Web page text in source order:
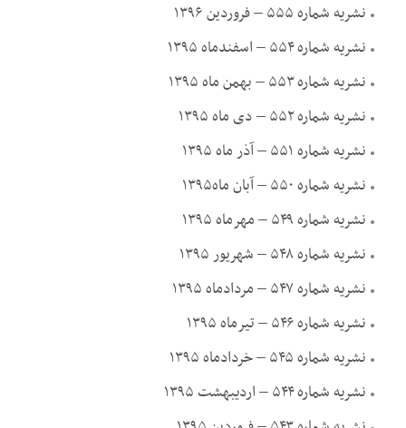
نشریه شماره ۵۵۵ – فروردین ۱۳۹۶
نشریه شماره ۵۵۴ – اسفندماه ۱۳۹۵
نشریه شماره ۵۵۳ – بهمن ماه ۱۳۹۵
نشریه شماره ۵۵۲ – دی ماه ۱۳۹۵
نشریه شماره ۵۵۱ – آذر ماه ۱۳۹۵
نشریه شماره ۵۵۰ – آبان ماه۱۳۹۵
نشریه شماره ۵۴۹ – مهرماه ۱۳۹۵
نشریه شماره ۵۴۸ – شهریور ۱۳۹۵
نشریه شماره ۵۴۷ – مردادماه ۱۳۹۵
نشریه شماره ۵۴۶ – تیرماه ۱۳۹۵
نشریه شماره ۵۴۵ – خردادماه ۱۳۹۵
نشریه شماره ۵۴۴ – اردیبهشت ۱۳۹۵